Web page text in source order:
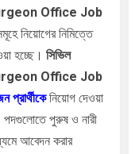
Office Job
নিয়োগের নিমিত্তে
হচ্ছে। সিভিল
Office Job
প্রার্থীকেনিয়োগ দেওয়া
পদগুলোতে পুরুষ ও নারী
আবেদন করার